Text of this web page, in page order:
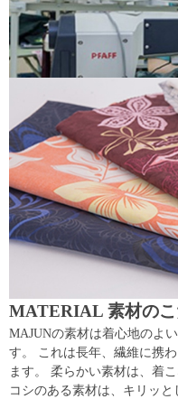
MATERIAL 素材のこ
MAJUNの素材は着心地のよ
す。 これは長年、繊維に携
ます。 柔らかい素材は、着
コシのある素材は、キリッ